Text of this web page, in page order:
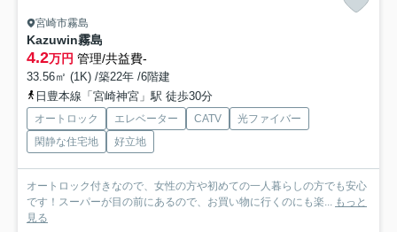
宮崎市霧島
Kazuwin霧島
4.2万円 管理/共益費-
33.56㎡ (1K) /築22年 /6階建
日豊本線「宮崎神宮」駅 徒歩30分
オートロック エレベーター CATV
光ファイバー
閑静な住宅地
好立地
オートロック付きなので、女性の方や初めての一人暮らしの方でも安心
です！スーパーが目の前にあるので、お買い物に行くのにも楽... もっと
見る